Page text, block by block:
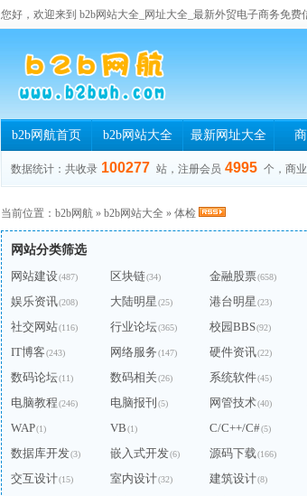
您好，欢迎来到 b2b网站大全_网址大全_最新外贸电子商务免费
b2b网航首页 b2b网站大全 最新网址大全
数据统计：共收录 100277 站，注册会员 4995 个，商
当前位置： b2b网航 » b2b网站大全 » 体检
网站分类筛选
网站建设(487) 区块链(34) 金融股票(658)
娱乐资讯(208) 大陆明星(25) 港台明星(23)
社交网站(116) 行业论坛(365) 校园BBS(92)
IT博客(243) 网络服务(147) 硬件资讯(22)
数码论坛(11) 数码相关(26) 系统软件(45)
电脑教程(246) 电脑报刊 (5) 网管技术(40)
WAP(1) VB(1) C/C++/C#(5)
数据库开发(3) 嵌入式开发(6) 源码下载(166)
交互设计(15) 室内设计(32) 建筑设计(8)